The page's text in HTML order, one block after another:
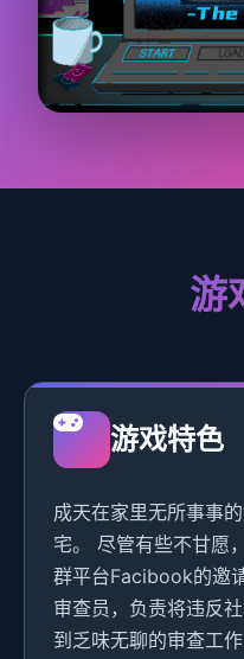
游
游戏特色
成天在家里无所事事
宅。 尽管有些不甘愿
群平台Facibook的邀
审查员，负责将违反
到乏味无聊的审查工